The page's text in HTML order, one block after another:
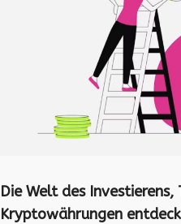
Die Welt des Investierens,
Kryptowährungen